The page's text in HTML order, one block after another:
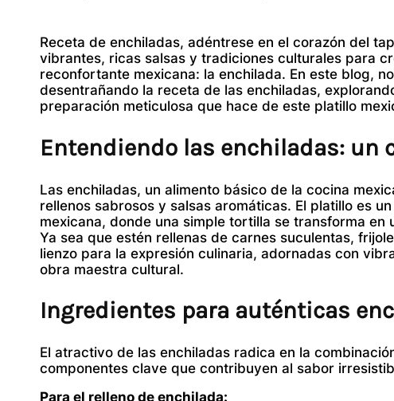
Receta de enchiladas, adéntrese en el corazón del
vibrantes, ricas salsas y tradiciones culturales para
reconfortante mexicana: la enchilada. En este blog,
desentrañando la receta de las enchiladas,
preparación meticulosa que hace de este platillo
Entendiendo las enchiladas: un
Las enchiladas, un alimento básico de la cocina
rellenos sabrosos y salsas aromáticas. El platillo es
mexicana, donde una simple tortilla se transforma
Ya sea que estén rellenas de carnes suculentas,
lienzo para la expresión culinaria, adornadas con
obra maestra cultural.
Ingredientes para auténticas
El atractivo de las enchiladas radica en la
componentes clave que contribuyen al sabor
Para el relleno de enchilada: